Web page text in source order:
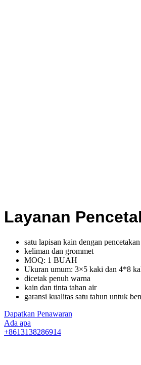
Layanan
satu lapisan kain dengan
keliman dan grommet
MOQ: 1 BUAH
Ukuran umum: 3×5 kaki dan 4*8
dicetak penuh warna
kain dan tinta tahan air
garansi kualitas satu tahun untuk
Dapatkan Penawaran
Ada apa
+8613138286914